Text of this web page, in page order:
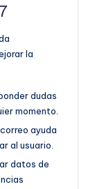
la
dudas
momento.
ayuda
al usuario.
datos de